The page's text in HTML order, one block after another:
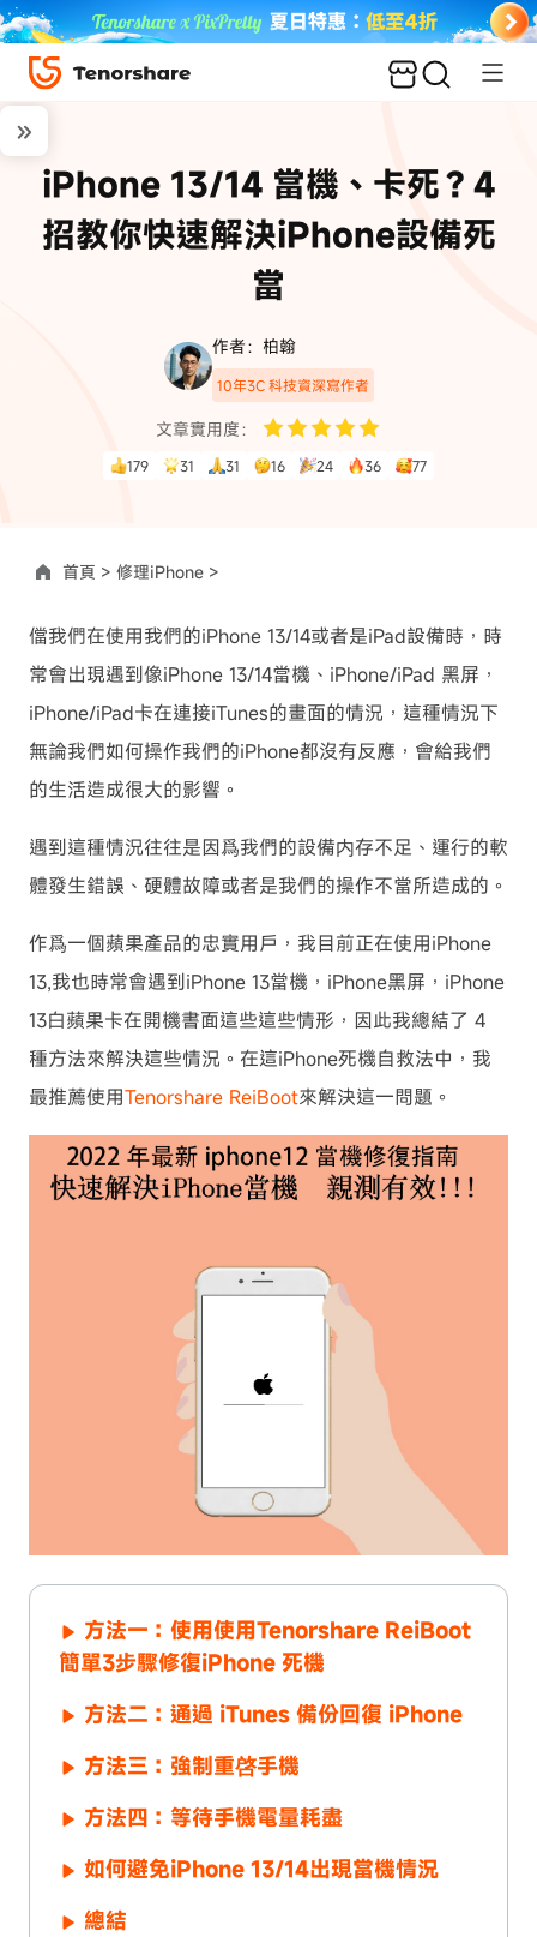
iPhone 13/14 當機、卡死？4
招教你快速解決iPhone設備死
當
作者：柏翰
10年3C 科技資深寫作者
文章實用度：
179 31 31 16 24 36 77
首頁 > 修理iPhone >
儅我們在使用我們的iPhone 13/14或者是iPad設備時，時
常會出現遇到像iPhone 13/14當機、iPhone/iPad 黑屏，
iPhone/iPad卡在連接iTunes的畫面的情況，這種情況下
無論我們如何操作我們的iPhone都沒有反應，會給我們
的生活造成很大的影響。
遇到這種情況往往是因爲我們的設備内存不足、運行的軟
體發生錯誤、硬體故障或者是我們的操作不當所造成的。
作爲一個蘋果產品的忠實用戶，我目前正在使用iPhone
13,我也時常會遇到iPhone 13當機，iPhone黑屏，iPhone
13白蘋果卡在開機書面這些這些情形，因此我總結了 4
種方法來解決這些情況。在這iPhone死機自救法中，我
最推薦使用Tenorshare ReiBoot來解決這一問題。
方法一：使用使用Tenorshare ReiBoot
簡單3步驟修復iPhone 死機
方法二：通過 iTunes 備份回復 iPhone
方法三：強制重啓手機
方法四：等待手機電量耗盡
如何避免iPhone 13/14出現當機情況
總結